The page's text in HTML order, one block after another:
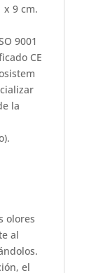
x 9 cm.
9001
CE
la
olores
al
el